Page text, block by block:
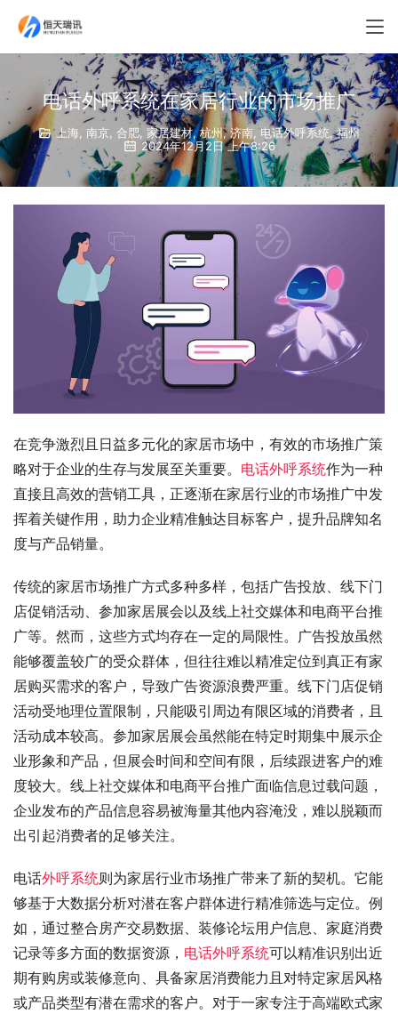
电话外呼系统在家居行业的市场推广
上海 南京 合肥, 家居建材,杭州,济南 ,电话外呼系统 ,福州
2024年12月2日 上午8:26
在竞争激烈且日益多元化的家居市场中，有效的市场推广策
略对于企业的生存与发展至关重要。 电话外呼系统作为一种
直接且高效的营销工具，正逐渐在家居行业的市场推广中发
挥着关键作用，助力企业精准触达目标客户，提升品牌知名
度与产品销量。
传统的家居市场推广方式多种多样，包括广告投放、线下门
店促销活动、参加家居展会以及线上社交媒体和电商平台推
广等。然而，这些方式均存在一定的局限性。广告投放虽然
能够覆盖较广的受众群体，但往往难以精准定位到真正有家
居购买需求的客户，导致广告资源浪费严重。线下门店促销
活动受地理位置限制，只能吸引周边有限区域的消费者，且
活动成本较高。参加家居展会虽然能在特定时期集中展示企
业形象和产品，但展会时间和空间有限，后续跟进客户的难
度较大。线上社交媒体和电商平台推广面临信息过载问题，
企业发布的产品信息容易被海量其他内容淹没，难以脱颖而
出引起消费者的足够关注。
电话外呼系统则为家居行业市场推广带来了新的契机。它能
够基于大数据分析对潜在客户群体进行精准筛选与定位。例
如，通过整合房产交易数据、装修论坛用户信息、家庭消费
记录等多方面的数据资源， 电话外呼系统可以精准识别出近
期有购房或装修意向、具备家居消费能力且对特定家居风格
或产品类型有潜在需求的客户。对于一家专注于高端欧式家